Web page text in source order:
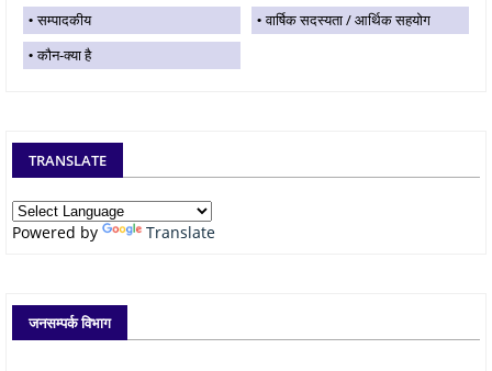
सम्पादकीय
वार्षिक सदस्यता / आर्थिक सहयोग
कौन-क्या है
TRANSLATE
Powered by Translate
जनसम्पर्क विभाग